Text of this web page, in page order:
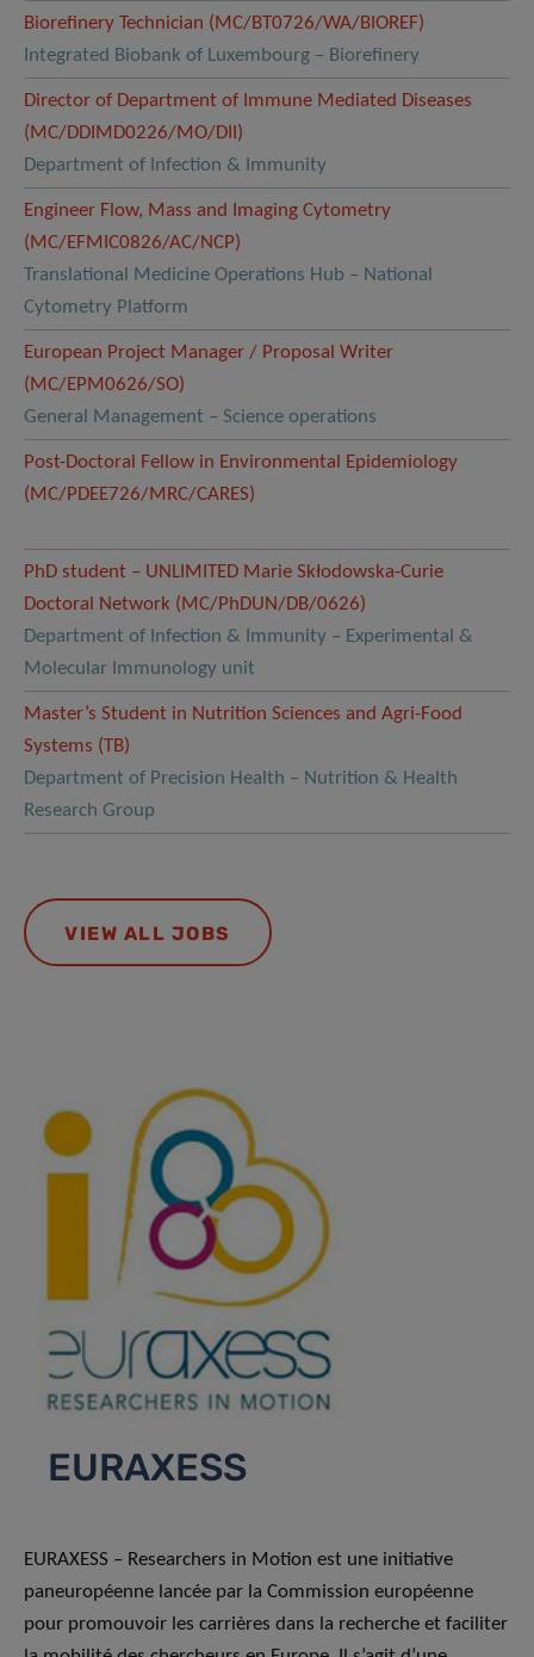
Biorefinery Technician (MC/BT0726/WA/BIOREF)
Integrated Biobank of Luxembourg – Biorefinery
Director of Department of Immune Mediated Diseases
(MC/DDIMD0226/MO/DII)
Department of Infection & Immunity
Engineer Flow, Mass and Imaging Cytometry
(MC/EFMIC0826/AC/NCP)
Translational Medicine Operations Hub – National
Cytometry Platform
European Project Manager / Proposal Writer
(MC/EPM0626/SO)
General Management – Science operations
Post-Doctoral Fellow in Environmental Epidemiology
(MC/PDEE726/MRC/CARES)
PhD student – UNLIMITED Marie Skłodowska-Curie
Doctoral Network (MC/PhDUN/DB/0626)
Department of Infection & Immunity – Experimental &
Molecular Immunology unit
Master’s Student in Nutrition Sciences and Agri-Food
Systems (TB)
Department of Precision Health – Nutrition & Health
Research Group
VIEW ALL JOBS
EURAXESS
EURAXESS – Researchers in Motion est une initiative
paneuropéenne lancée par la Commission européenne
pour promouvoir les carrières dans la recherche et faciliter